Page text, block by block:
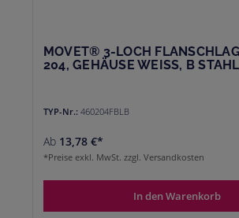
MOVET® 3-LOCH
204, GEHÄUSE WEISS, B
TYP-Nr.: 460204FBLB
Ab 13,78 €*
*Preise exkl. MwSt. zzgl. Versandkosten
In den Warenkorb